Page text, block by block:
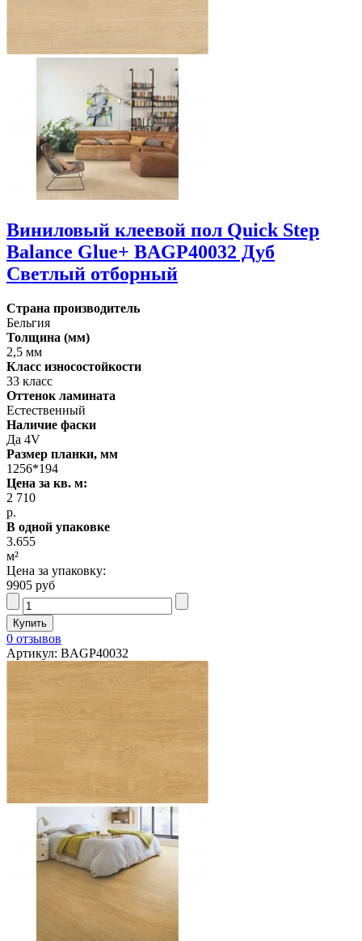
Виниловый клеевой пол Quick Step
Balance Glue+ BAGP40032 Дуб
Светлый отборный
Страна производитель
Бельгия
Толщина (мм)
2,5 мм
Класс износостойкости
33 класс
Оттенок ламината
Естественный
Наличие фаски
Да 4V
Размер планки, мм
1256*194
Цена за кв. м:
2 710
р.
В одной упаковке
3.655
м²
Цена за упаковку:
9905 руб
0 отзывов
Артикул: BAGP40032